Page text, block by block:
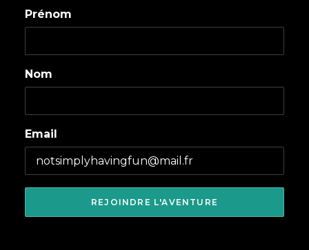
Prénom
Nom
Email